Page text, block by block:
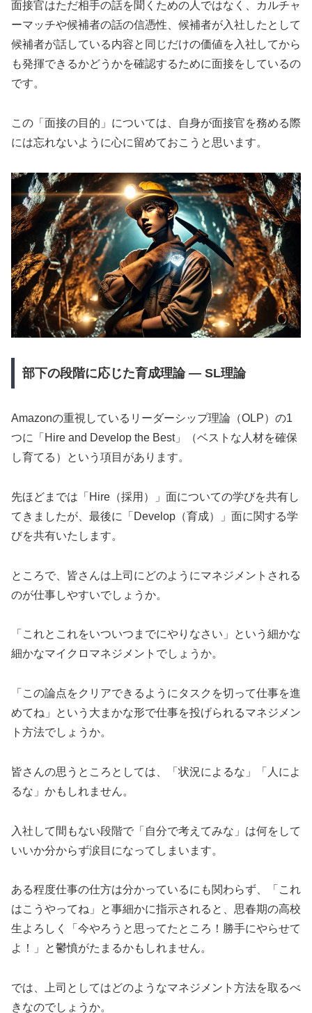
面接官はただ相手の話を聞くための人ではなく、カルチャ
ーマッチや候補者の話の信憑性、候補者が入社したとして
候補者が話している内容と同じだけの価値を入社してから
も発揮できるかどうかを確認するために面接をしているの
です。
この「面接の目的」については、自身が面接官を務める際
には忘れないように心に留めておこうと思います。
部下の段階に応じた育成理論 — SL理論
Amazonの重視しているリーダーシップ理論（OLP）の1
つに「Hire and Develop the Best」（ベストな人材を確保
し育てる）という項目があります。
先ほどまでは「Hire（採用）」面についての学びを共有し
てきましたが、最後に「Develop（育成）」面に関する学
びを共有いたします。
ところで、皆さんは上司にどのようにマネジメントされる
のが仕事しやすいでしょうか。
「これとこれをいついつまでにやりなさい」という細かな
細かなマイクロマネジメントでしょうか。
「この論点をクリアできるようにタスクを切って仕事を進
めてね」という大まかな形で仕事を投げられるマネジメン
ト方法でしょうか。
皆さんの思うところとしては、「状況によるな」「人によ
るな」かもしれません。
入社して間もない段階で「自分で考えてみな」は何をして
いいか分からず涙目になってしまいます。
ある程度仕事の仕方は分かっているにも関わらず、「これ
はこうやってね」と事細かに指示されると、思春期の高校
生よろしく「今やろうと思ってたところ！勝手にやらせて
よ！」と鬱憤がたまるかもしれません。
では、上司としてはどのようなマネジメント方法を取るべ
きなのでしょうか。